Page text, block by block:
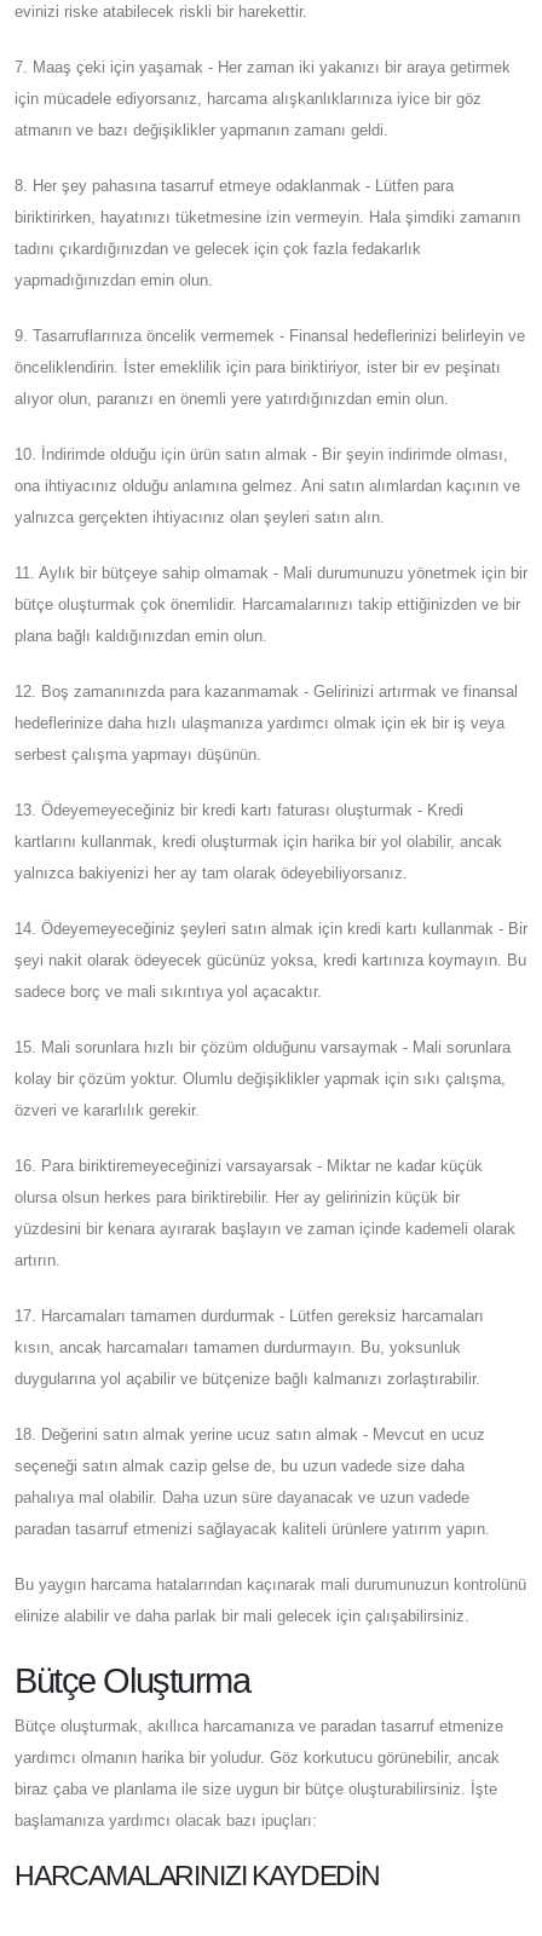
evinizi riske atabilecek riskli bir harekettir.
7. Maaş çeki için yaşamak - Her zaman iki yakanızı bir araya getirmek
için mücadele ediyorsanız, harcama alışkanlıklarınıza iyice bir göz
atmanın ve bazı değişiklikler yapmanın zamanı geldi.
8. Her şey pahasına tasarruf etmeye odaklanmak - Lütfen para
biriktirirken, hayatınızı tüketmesine izin vermeyin. Hala şimdiki zamanın
tadını çıkardığınızdan ve gelecek için çok fazla fedakarlık
yapmadığınızdan emin olun.
9. Tasarruflarınıza öncelik vermemek - Finansal hedeflerinizi belirleyin ve
önceliklendirin. İster emeklilik için para biriktiriyor, ister bir ev peşinatı
alıyor olun, paranızı en önemli yere yatırdığınızdan emin olun.
10. İndirimde olduğu için ürün satın almak - Bir şeyin indirimde olması,
ona ihtiyacınız olduğu anlamına gelmez. Ani satın alımlardan kaçının ve
yalnızca gerçekten ihtiyacınız olan şeyleri satın alın.
11. Aylık bir bütçeye sahip olmamak - Mali durumunuzu yönetmek için bir
bütçe oluşturmak çok önemlidir. Harcamalarınızı takip ettiğinizden ve bir
plana bağlı kaldığınızdan emin olun.
12. Boş zamanınızda para kazanmamak - Gelirinizi artırmak ve finansal
hedeflerinize daha hızlı ulaşmanıza yardımcı olmak için ek bir iş veya
serbest çalışma yapmayı düşünün.
13. Ödeyemeyeceğiniz bir kredi kartı faturası oluşturmak - Kredi
kartlarını kullanmak, kredi oluşturmak için harika bir yol olabilir, ancak
yalnızca bakiyenizi her ay tam olarak ödeyebiliyorsanız.
14. Ödeyemeyeceğiniz şeyleri satın almak için kredi kartı kullanmak - Bir
şeyi nakit olarak ödeyecek gücünüz yoksa, kredi kartınıza koymayın. Bu
sadece borç ve mali sıkıntıya yol açacaktır.
15. Mali sorunlara hızlı bir çözüm olduğunu varsaymak - Mali sorunlara
kolay bir çözüm yoktur. Olumlu değişiklikler yapmak için sıkı çalışma,
özveri ve kararlılık gerekir.
16. Para biriktiremeyeceğinizi varsayarsak - Miktar ne kadar küçük
olursa olsun herkes para biriktirebilir. Her ay gelirinizin küçük bir
yüzdesini bir kenara ayırarak başlayın ve zaman içinde kademeli olarak
artırın.
17. Harcamaları tamamen durdurmak - Lütfen gereksiz harcamaları
kısın, ancak harcamaları tamamen durdurmayın. Bu, yoksunluk
duygularına yol açabilir ve bütçenize bağlı kalmanızı zorlaştırabilir.
18. Değerini satın almak yerine ucuz satın almak - Mevcut en ucuz
seçeneği satın almak cazip gelse de, bu uzun vadede size daha
pahalıya mal olabilir. Daha uzun süre dayanacak ve uzun vadede
paradan tasarruf etmenizi sağlayacak kaliteli ürünlere yatırım yapın.
Bu yaygın harcama hatalarından kaçınarak mali durumunuzun kontrolünü
elinize alabilir ve daha parlak bir mali gelecek için çalışabilirsiniz.
Bütçe Oluşturma
Bütçe oluşturmak, akıllıca harcamanıza ve paradan tasarruf etmenize
yardımcı olmanın harika bir yoludur. Göz korkutucu görünebilir, ancak
biraz çaba ve planlama ile size uygun bir bütçe oluşturabilirsiniz. İşte
başlamanıza yardımcı olacak bazı ipuçları:
HARCAMALARINIZI KAYDEDIN